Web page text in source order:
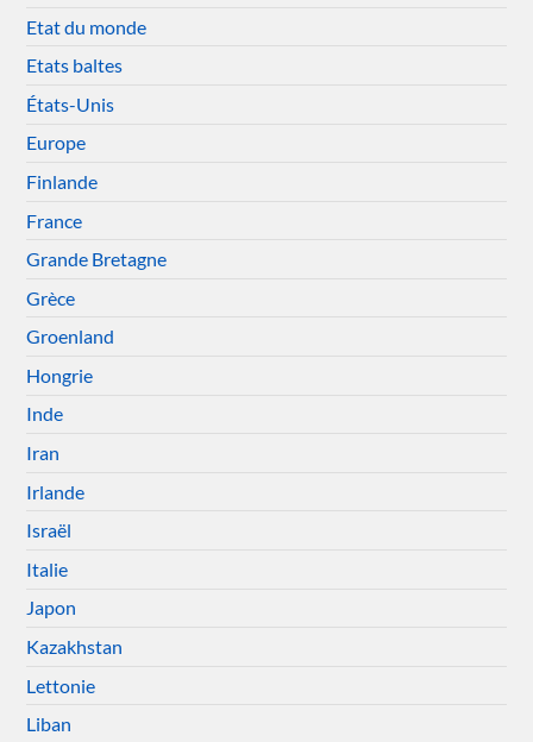
Etat du monde
Etats baltes
États-Unis
Europe
Finlande
France
Grande Bretagne
Grèce
Groenland
Hongrie
Inde
Iran
Irlande
Israël
Italie
Japon
Kazakhstan
Lettonie
Liban